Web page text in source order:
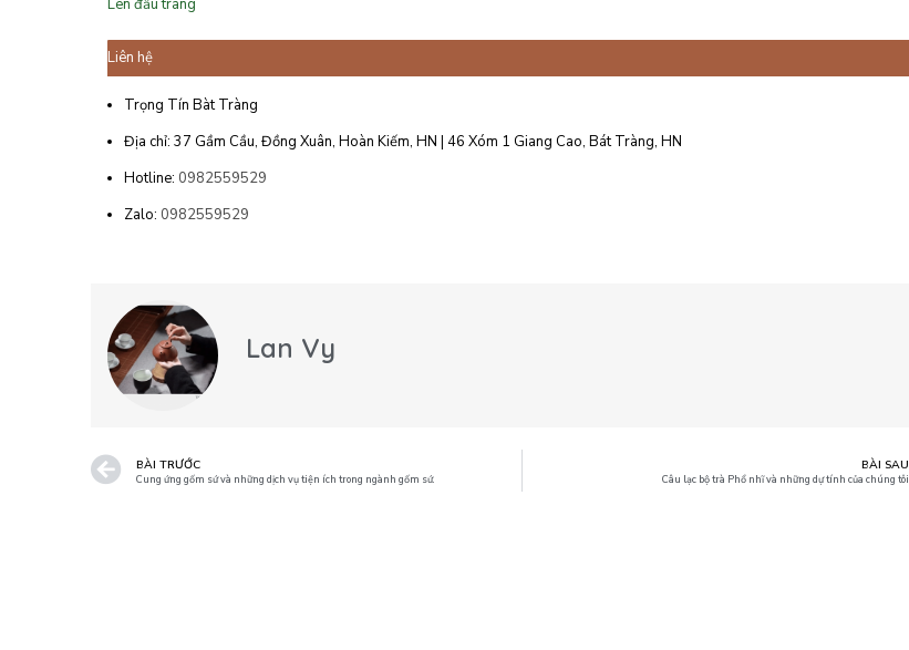
Lên đầu trang
Liên hệ
Trọng Tín Bàt Tràng
Địa chỉ: 37 Gầm Cầu, Đồng Xuân, Hoàn Kiếm, HN | 46 Xóm 1 Giang Cao, Bát Tràng, HN
Hotline: 0982559529
Zalo: 0982559529
Lan Vy
BÀI TRƯỚC
Cung ứng gốm sứ và những dịch vụ tiện ích trong ngành gốm sứ.
BÀI SAU
Câu lạc bộ trà Phổ nhĩ và những dự tính của chúng tôi